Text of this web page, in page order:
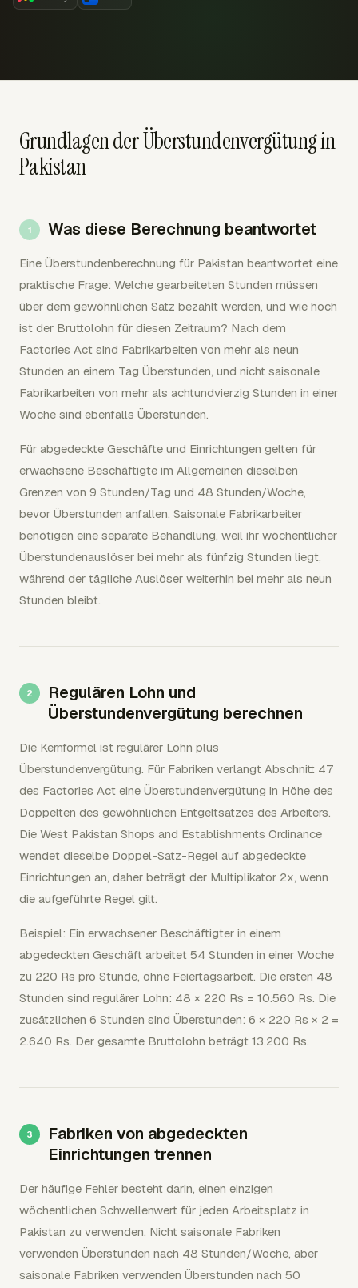
Grundlagen der Überstundenvergütung in
Pakistan
Was diese Berechnung beantwortet
Eine Überstundenberechnung für Pakistan beantwortet eine
praktische Frage: Welche gearbeiteten Stunden müssen
über dem gewöhnlichen Satz bezahlt werden, und wie hoch
ist der Bruttolohn für diesen Zeitraum? Nach dem
Factories Act sind Fabrikarbeiten von mehr als neun
Stunden an einem Tag Überstunden, und nicht saisonale
Fabrikarbeiten von mehr als achtundvierzig Stunden in einer
Woche sind ebenfalls Überstunden.
Für abgedeckte Geschäfte und Einrichtungen gelten für
erwachsene Beschäftigte im Allgemeinen dieselben
Grenzen von 9 Stunden/Tag und 48 Stunden/Woche,
bevor Überstunden anfallen. Saisonale Fabrikarbeiter
benötigen eine separate Behandlung, weil ihr wöchentlicher
Überstundenauslöser bei mehr als fünfzig Stunden liegt,
während der tägliche Auslöser weiterhin bei mehr als neun
Stunden bleibt.
Regulären Lohn und
Überstundenvergütung berechnen
Die Kernformel ist regulärer Lohn plus
Überstundenvergütung. Für Fabriken verlangt Abschnitt 47
des Factories Act eine Überstundenvergütung in Höhe des
Doppelten des gewöhnlichen Entgeltsatzes des Arbeiters.
Die West Pakistan Shops and Establishments Ordinance
wendet dieselbe Doppel-Satz-Regel auf abgedeckte
Einrichtungen an, daher beträgt der Multiplikator 2x, wenn
die aufgeführte Regel gilt.
Beispiel: Ein erwachsener Beschäftigter in einem
abgedeckten Geschäft arbeitet 54 Stunden in einer Woche
zu 220 Rs pro Stunde, ohne Feiertagsarbeit. Die ersten 48
Stunden sind regulärer Lohn: 48 × 220 Rs = 10.560 Rs. Die
zusätzlichen 6 Stunden sind Überstunden: 6 × 220 Rs × 2 =
2.640 Rs. Der gesamte Bruttolohn beträgt 13.200 Rs.
Fabriken von abgedeckten
Einrichtungen trennen
Der häufige Fehler besteht darin, einen einzigen
wöchentlichen Schwellenwert für jeden Arbeitsplatz in
Pakistan zu verwenden. Nicht saisonale Fabriken
verwenden Überstunden nach 48 Stunden/Woche, aber
saisonale Fabriken verwenden Überstunden nach 50